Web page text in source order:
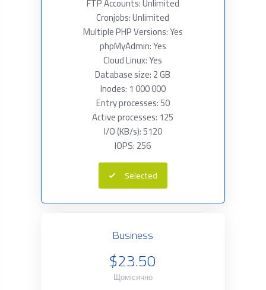
Cronjobs: Unlimited
Multiple PHP Versions: Yes
phpMyAdmin: Yes
Cloud Linux: Yes
Database size: 2 GB
Inodes: 1 000 000
Entry processes: 50
Active processes: 125
I/O (KB/s): 5120
IOPS: 256
Selected
Business
$23.50
Щомісячно